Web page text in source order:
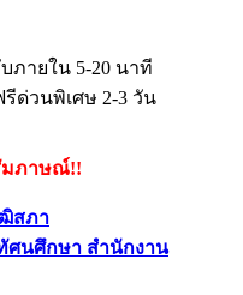
ภายใน 5-20 นาที
ด่วนพิเศษ 2-3 วัน
มภาษณ์!!
สภา
ศนศึกษา สำนักงาน